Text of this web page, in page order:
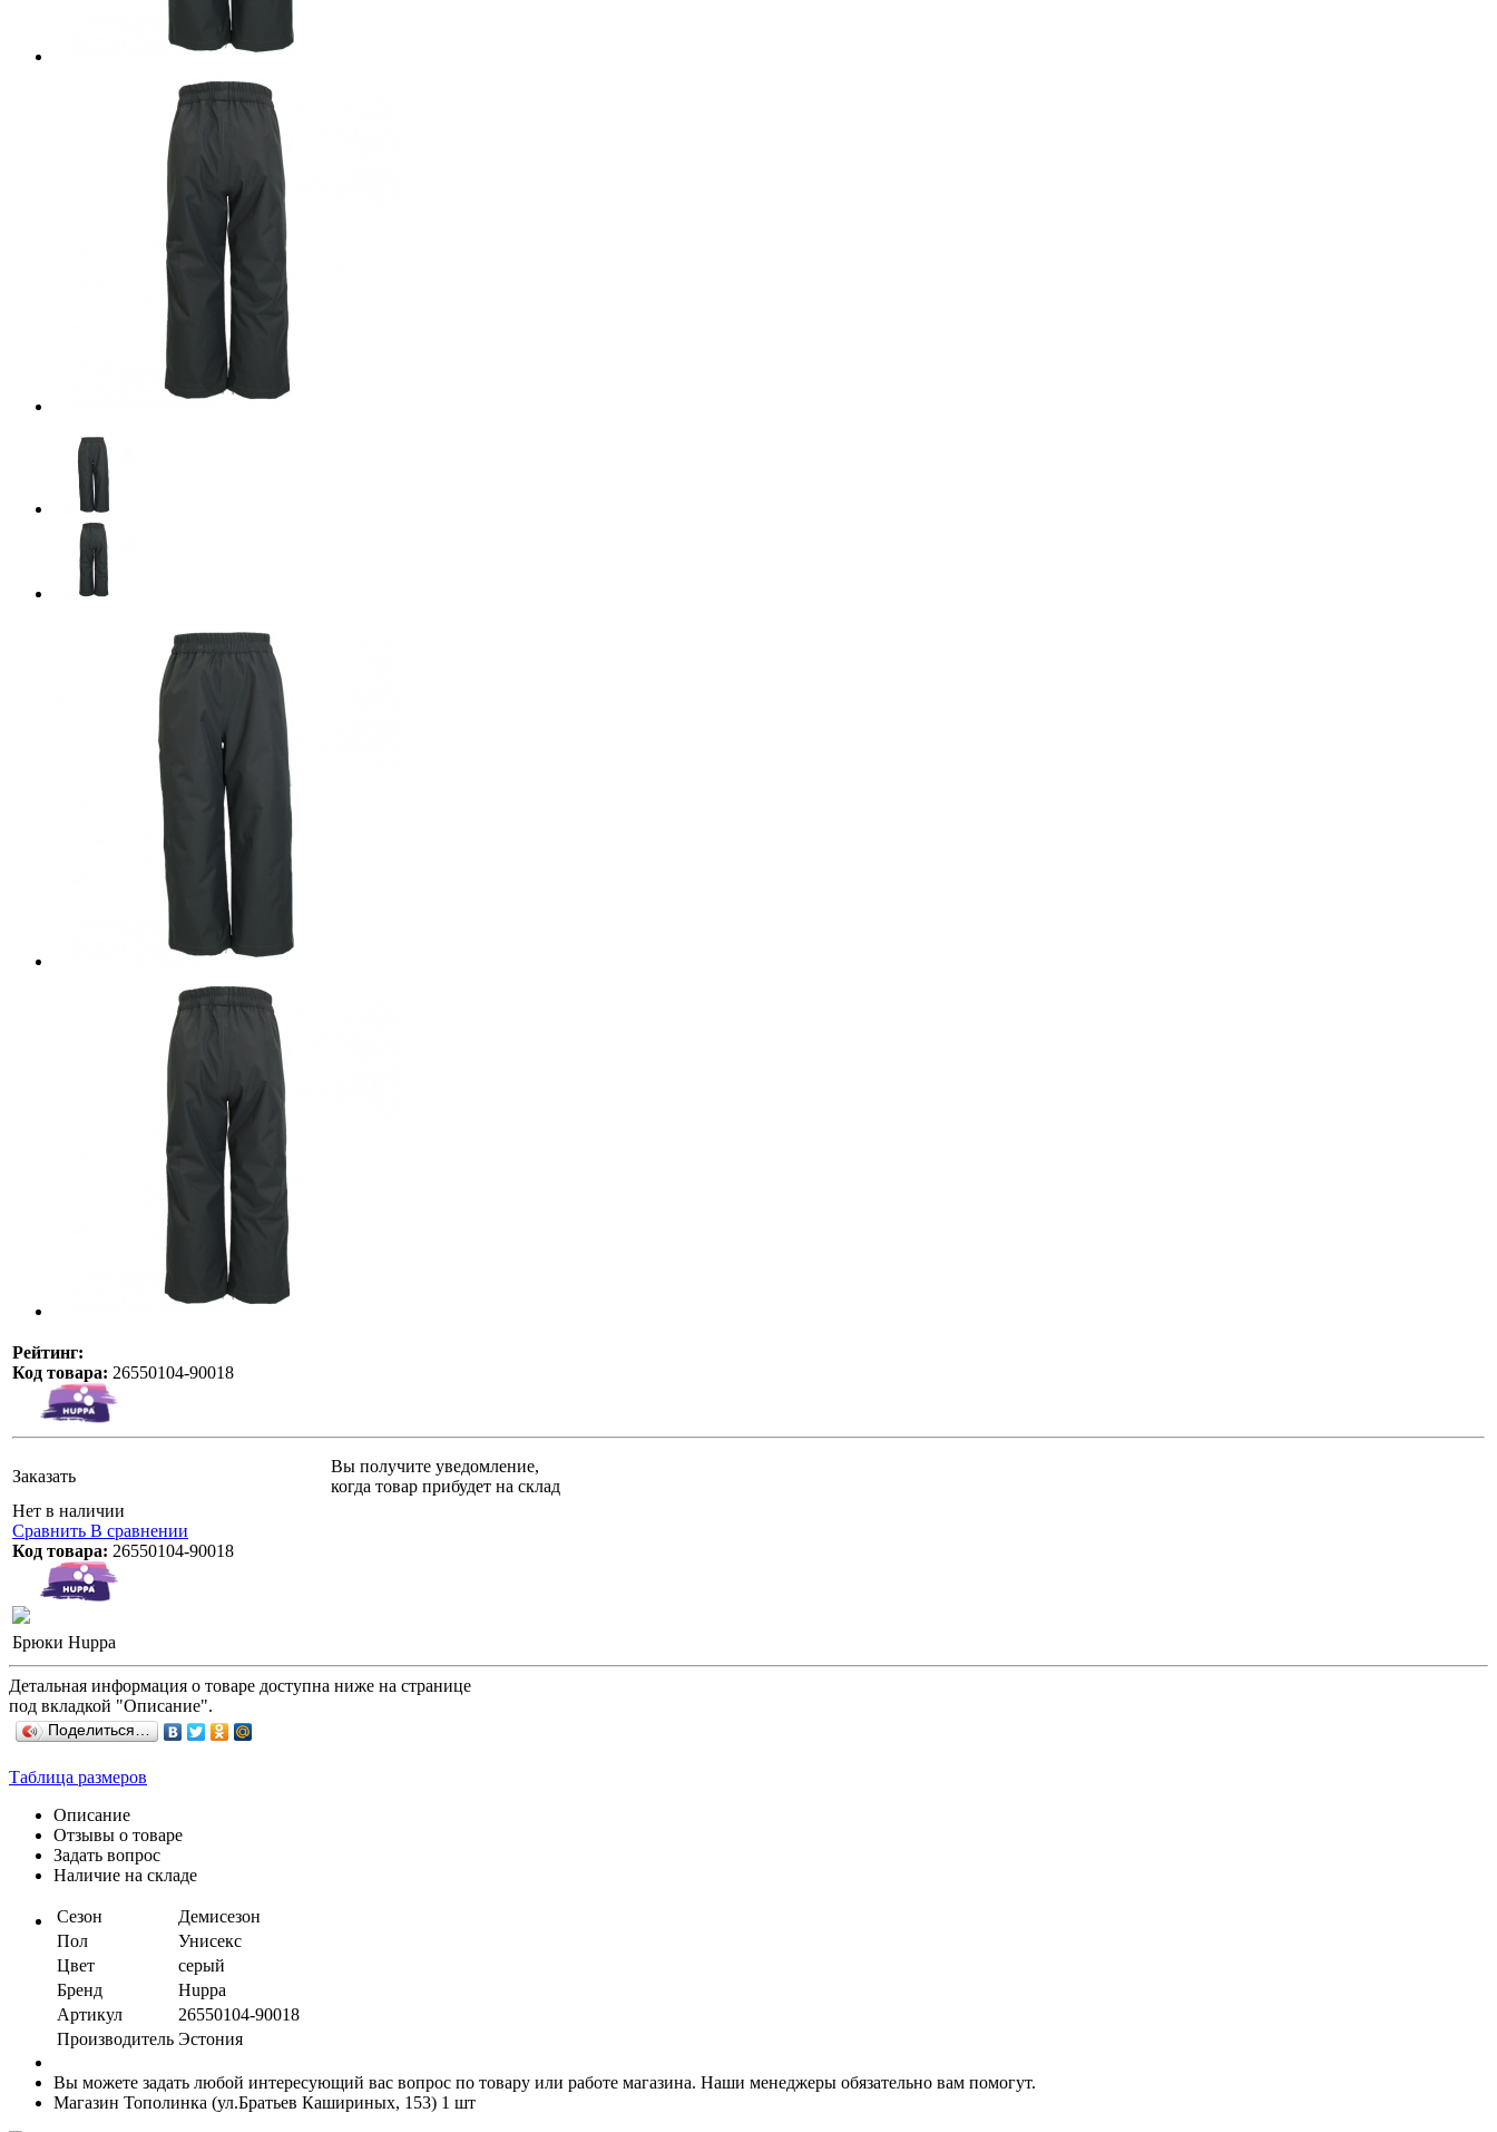
Рейтинг:
Код товара: 26550104-90018
Заказать
Вы получите уведомление,
когда товар прибудет на склад
Нет в наличии
Сравнить В сравнении
Код товара: 26550104-90018
Брюки Huppa
Детальная информация о товаре доступна ниже на странице
под вкладкой "Описание".
Поделиться…
Таблица размеров
Описание
Отзывы о товаре
Задать вопрос
Наличие на складе
Сезон
Демисезон
Пол
Унисекс
Цвет
серый
Бренд
Huppa
Артикул
26550104-90018
Производитель Эстония
Вы можете задать любой интересующий вас вопрос по товару или работе магазина. Наши менеджеры обязательно вам помогут.
Магазин Тополинка (ул.Братьев Кашириных, 153) 1 шт